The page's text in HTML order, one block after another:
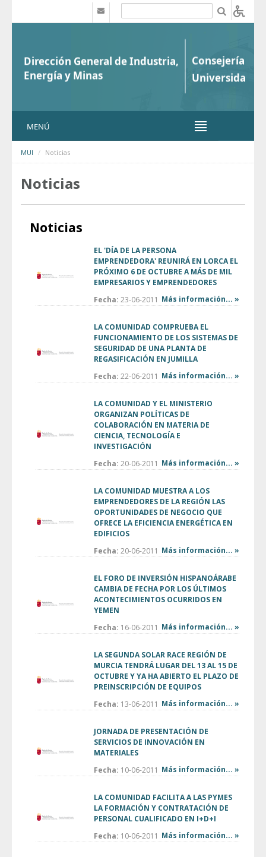
MENÚ
MUI Noticias
Noticias
Noticias
EL 'DÍA DE LA PERSONA
EMPRENDEDORA' REUNIRÁ EN LORCA EL
PRÓXIMO 6 DE OCTUBRE A MÁS DE MIL
EMPRESARIOS Y EMPRENDEDORES
Fecha: 23-06-2011 Más información... »
LA COMUNIDAD COMPRUEBA EL
FUNCIONAMIENTO DE LOS SISTEMAS DE
SEGURIDAD DE UNA PLANTA DE
REGASIFICACIÓN EN JUMILLA
Fecha: 22-06-2011 Más información... »
LA COMUNIDAD Y EL MINISTERIO
ORGANIZAN POLÍTICAS DE
COLABORACIÓN EN MATERIA DE
CIENCIA, TECNOLOGÍA E
INVESTIGACIÓN
Fecha: 20-06-2011 Más información... »
LA COMUNIDAD MUESTRA A LOS
EMPRENDEDORES DE LA REGIÓN LAS
OPORTUNIDADES DE NEGOCIO QUE
OFRECE LA EFICIENCIA ENERGÉTICA EN
EDIFICIOS
Fecha: 20-06-2011 Más información... »
EL FORO DE INVERSIÓN HISPANOÁRABE
CAMBIA DE FECHA POR LOS ÚLTIMOS
ACONTECIMIENTOS OCURRIDOS EN
YEMEN
Fecha: 16-06-2011 Más información... »
LA SEGUNDA SOLAR RACE REGIÓN DE
MURCIA TENDRÁ LUGAR DEL 13 AL 15 DE
OCTUBRE Y YA HA ABIERTO EL PLAZO DE
PREINSCRIPCIÓN DE EQUIPOS
Fecha: 13-06-2011 Más información... »
JORNADA DE PRESENTACIÓN DE
SERVICIOS DE INNOVACIÓN EN
MATERIALES
Fecha: 10-06-2011 Más información... »
LA COMUNIDAD FACILITA A LAS PYMES
LA FORMACIÓN Y CONTRATACIÓN DE
PERSONAL CUALIFICADO EN I+D+I
Fecha: 10-06-2011 Más información... »